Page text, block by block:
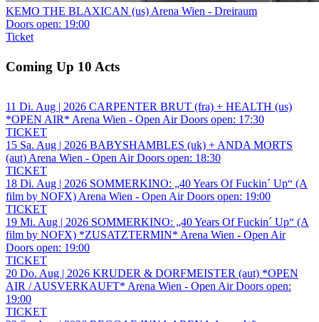
KEMO THE BLAXICAN (us) Arena Wien - Dreiraum
Doors open: 19:00
Ticket
Coming Up 10 Acts
11 Di. Aug | 2026 CARPENTER BRUT (fra) + HEALTH (us)
*OPEN AIR* Arena Wien - Open Air Doors open: 17:30
TICKET
15 Sa. Aug | 2026 BABYSHAMBLES (uk) + ANDA MORTS
(aut) Arena Wien - Open Air Doors open: 18:30
TICKET
18 Di. Aug | 2026 SOMMERKINO: „40 Years Of Fuckin´ Up“ (A
film by NOFX) Arena Wien - Open Air Doors open: 19:00
TICKET
19 Mi. Aug | 2026 SOMMERKINO: „40 Years Of Fuckin´ Up“ (A
film by NOFX) *ZUSATZTERMIN* Arena Wien - Open Air
Doors open: 19:00
TICKET
20 Do. Aug | 2026 KRUDER & DORFMEISTER (aut) *OPEN
AIR / AUSVERKAUFT* Arena Wien - Open Air Doors open:
19:00
TICKET